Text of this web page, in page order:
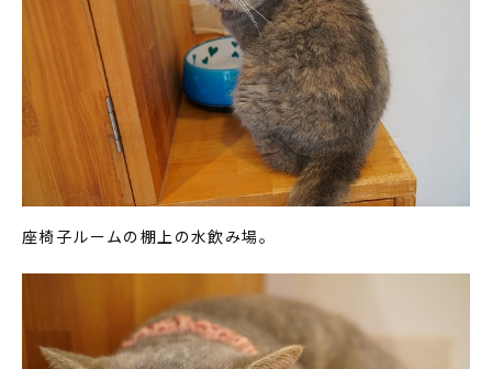
座椅子ルームの棚上の水飲み場。